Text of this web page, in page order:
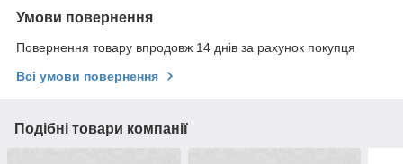
Умови повернення
Повернення товару впродовж 14 днів за рахунок покупця
Всі умови повернення
Подібні товари компанії